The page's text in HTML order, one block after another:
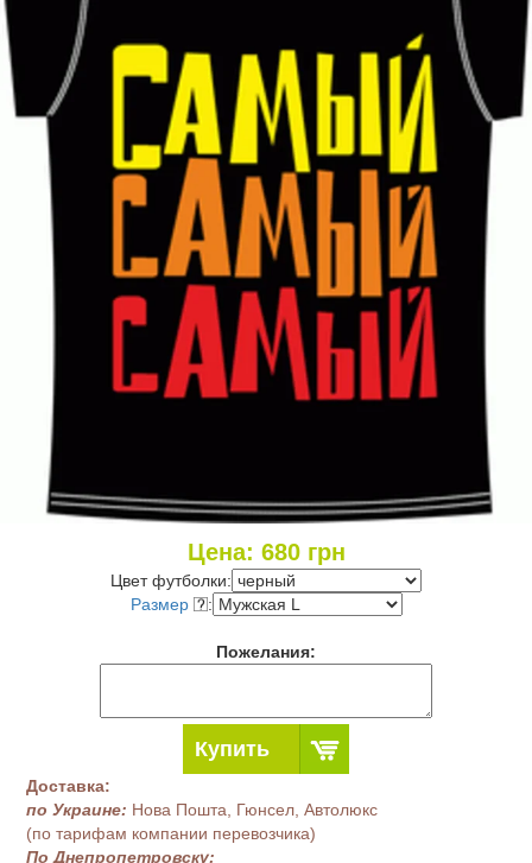
Цена: 680грн
Цвет футболки:
Размер
:
Пожелания:
Купить
Доставка:
по Украине: Нова Пошта, Гюнсел, Автолюкс
(по тарифам компании перевозчика)
По Днепропетровску: